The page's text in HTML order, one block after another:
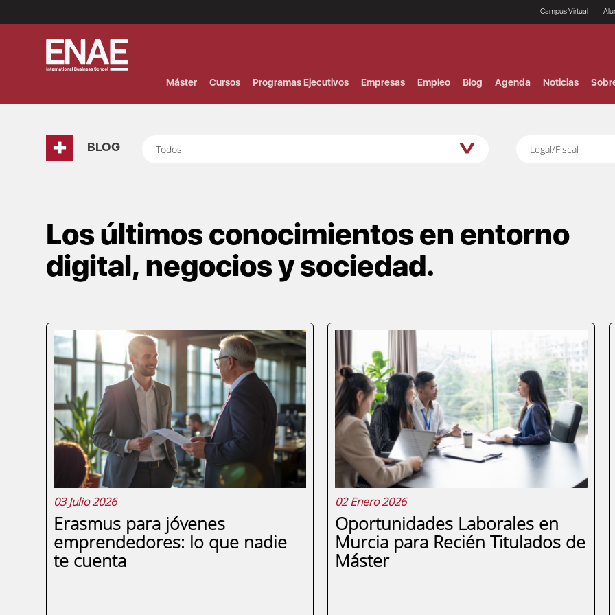
Campus Virtual
Máster Cursos Programas Ejecutivos Empresas Empleo Blog Agenda Noticias
BLOG Todos Legal/Fiscal
Los últimos conocimientos en entorno
digital, negocios y sociedad.
03 Julio 2026
Erasmus para jóvenes
emprendedores: lo que nadie
te cuenta
02 Enero 2026
Oportunidades Laborales en
Murcia para Recién Titulados de
Máster